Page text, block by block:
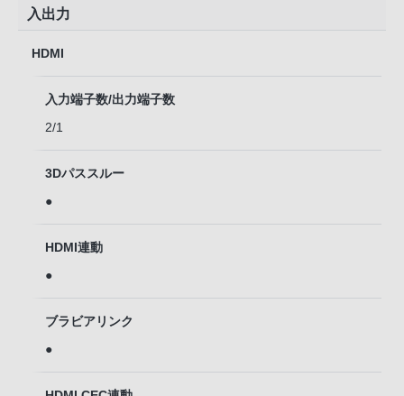
入出力
HDMI
入力端子数/出力端子数
2/1
3Dパススルー
●
HDMI連動
●
ブラビアリンク
●